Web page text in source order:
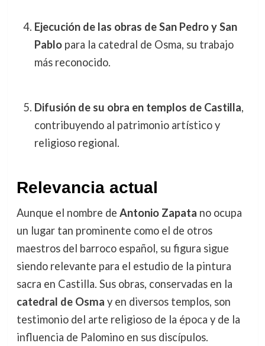
Ejecución de las obras de San Pedro y San
Pablopara la catedral de Osma, su trabajo
más reconocido.
Difusión de su obra en templos de Castilla,
contribuyendo al patrimonio artístico y
religioso regional.
Relevancia actual
Aunque el nombre de Antonio Zapata no ocupa
un lugar tan prominente como el de otros
maestros del barroco español, su figura sigue
siendo relevante para el estudio de la pintura
sacra en Castilla. Sus obras, conservadas en la
catedral de Osma y en diversos templos, son
testimonio del arte religioso de la época y de la
influencia de Palomino en sus discípulos.